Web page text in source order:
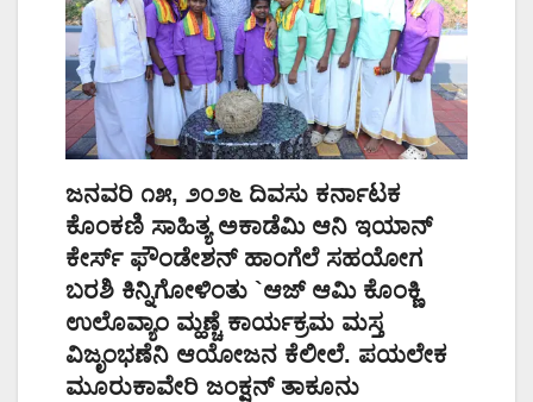
ಜನವರಿ ೧೫, ೨೦೨೬ ದಿವಸು ಕರ್ನಾಟಕ
ಕೊಂಕಣಿ ಸಾಹಿತ್ಯ ಅಕಾಡೆಮಿ ಆನಿ ಇಯಾನ್
ಕೇರ್ಸ್ ಫೌಂಡೇಶನ್ ಹಾಂಗೆಲೆ ಸಹಯೋಗ
ಬರಶಿ ಕಿನ್ನಿಗೋಳಿಂತು `ಆಜ್ ಆಮಿ ಕೊಂಕ್ಣಿ
ಉಲೊವ್ಯಾಂ ಮ್ಹಣ್ಚೆ ಕಾರ್ಯಕ್ರಮ ಮಸ್ತ
ವಿಜೃಂಭಣೆನಿ ಆಯೋಜನ ಕೆಲೀಲೆ. ಪಯಲೇಕ
ಮೂರುಕಾವೇರಿ ಜಂಕ್ಷನ್ ತಾಕೂನು